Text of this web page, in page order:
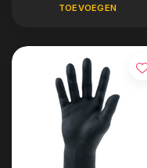
TOEVOEGEN